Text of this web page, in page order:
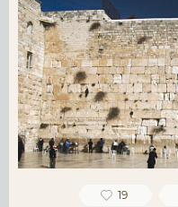
19